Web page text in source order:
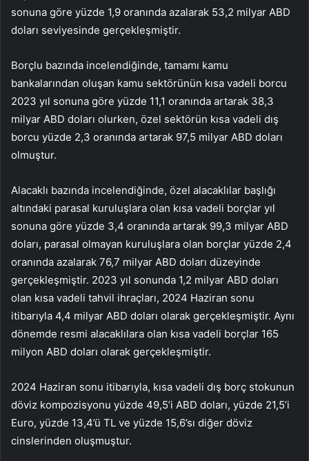
sonuna göre yüzde 1,9 oranında azalarak 53,2 milyar ABD
doları seviyesinde gerçekleşmiştir.
Borçlu bazında incelendiğinde, tamamı kamu
bankalarından oluşan kamu sektörünün kısa vadeli borcu
2023 yıl sonuna göre yüzde 11,1 oranında artarak 38,3
milyar ABD doları olurken, özel sektörün kısa vadeli dış
borcu yüzde 2,3 oranında artarak 97,5 milyar ABD doları
olmuştur.
Alacaklı bazında incelendiğinde, özel alacaklılar başlığı
altındaki parasal kuruluşlara olan kısa vadeli borçlar yıl
sonuna göre yüzde 3,4 oranında artarak 99,3 milyar ABD
doları, parasal olmayan kuruluşlara olan borçlar yüzde 2,4
oranında azalarak 76,7 milyar ABD doları düzeyinde
gerçekleşmiştir. 2023 yıl sonunda 1,2 milyar ABD doları
olan kısa vadeli tahvil ihraçları, 2024 Haziran sonu
itibarıyla 4,4 milyar ABD doları olarak gerçekleşmiştir. Aynı
dönemde resmi alacaklılara olan kısa vadeli borçlar 165
milyon ABD doları olarak gerçekleşmiştir.
2024 Haziran sonu itibarıyla, kısa vadeli dış borç stokunun
döviz kompozisyonu yüzde 49,5’i ABD doları, yüzde 21,5’i
Euro, yüzde 13,4’ü TL ve yüzde 15,6’sı diğer döviz
cinslerinden oluşmuştur.